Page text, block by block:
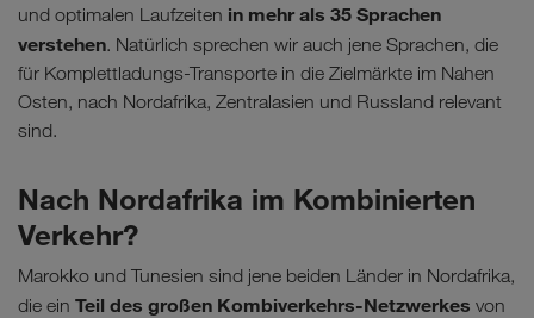
und optimalen Laufzeiten in mehr als 35 Sprachen
verstehen. Natürlich sprechen wir auch jene Sprachen, die
für Komplettladungs-Transporte in die Zielmärkte im Nahen
Osten, nach Nordafrika, Zentralasien und Russland relevant
sind.
Nach Nordafrika im Kombinierten
Verkehr?
Marokko und Tunesien sind jene beiden Länder in Nordafrika,
die ein Teil des großen Kombiverkehrs-Netzwerkes von